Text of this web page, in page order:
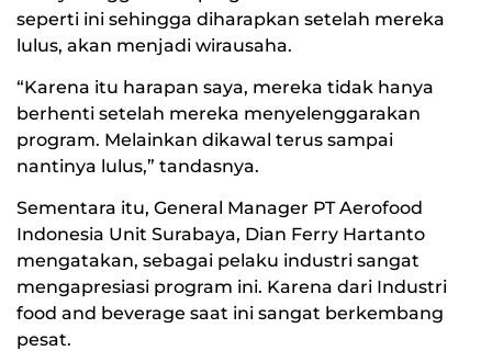
seperti ini sehingga diharapkan setelah mereka
lulus, akan menjadi wirausaha.
“Karena itu harapan saya, mereka tidak hanya
berhenti setelah mereka menyelenggarakan
program. Melainkan dikawal terus sampai
nantinya lulus,” tandasnya.
Sementara itu, General Manager PT Aerofood
Indonesia Unit Surabaya, Dian Ferry Hartanto
mengatakan, sebagai pelaku industri sangat
mengapresiasi program ini. Karena dari Industri
food and beverage saat ini sangat berkembang
pesat.